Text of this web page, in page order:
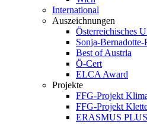
International
Auszeichnungen
Österreichisches
Sonja-Bernadotte-
Best of Austria
Ö-Cert
ELCA Award
Projekte
FFG-Projekt
FFG-Projekt
ERASMUS